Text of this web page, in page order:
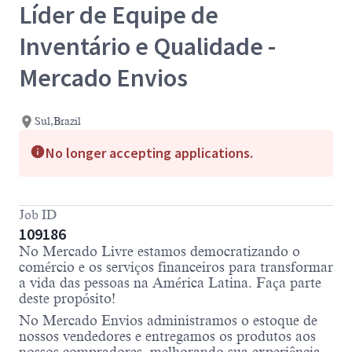
Líder de Equipe de
Inventário e Qualidade -
Mercado Envios
Sul,Brazil
No longer accepting applications.
Job ID
109186
No Mercado Livre estamos democratizando o
comércio e os serviços financeiros para transformar
a vida das pessoas na América Latina. Faça parte
deste propósito!
No Mercado Envios administramos o estoque de
nossos vendedores e entregamos os produtos aos